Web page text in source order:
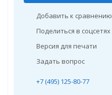
Добавить к сравнению
Поделиться в соцсетях
Версия для печати
Задать вопрос
+7 (495) 125-80-77